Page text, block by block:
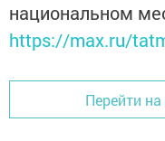
национальном
https://max.ru/
Перейти